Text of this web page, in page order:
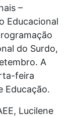
–
Educacional
do Surdo,
A
feira
Educação.
Lucilene